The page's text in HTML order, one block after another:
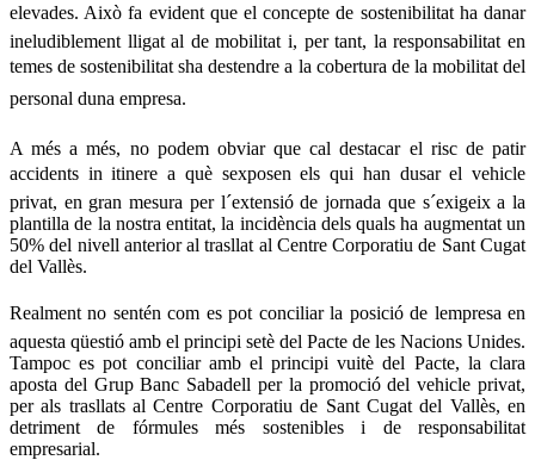
elevades. Això fa evident que el concepte de sostenibilitat ha danar
ineludiblement lligat al de mobilitat i, per tant, la responsabilitat en
temes de sostenibilitat sha destendre a la cobertura de la mobilitat del
personal duna empresa.
A més a més, no podem obviar que cal destacar el risc de patir
accidents in itinere a què sexposen els qui han dusar el vehicle
privat, en gran mesura per l´extensió de jornada que s´exigeix a la
plantilla de la nostra entitat, la incidència dels quals ha augmentat un
50% del nivell anterior al trasllat al Centre Corporatiu de Sant Cugat
del Vallès.
Realment no sentén com es pot conciliar la posició de lempresa en
aquesta qüestió amb el principi setè del Pacte de les Nacions Unides.
Tampoc es pot conciliar amb el principi vuitè del Pacte, la clara
aposta del Grup Banc Sabadell per la promoció del vehicle privat,
per als trasllats al Centre Corporatiu de Sant Cugat del Vallès, en
detriment de fórmules més sostenibles i de responsabilitat
empresarial.